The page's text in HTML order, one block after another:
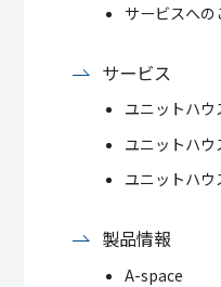
サービスへの
サービス
ユニットハウ
ユニットハウ
ユニットハウ
製品情報
A-space